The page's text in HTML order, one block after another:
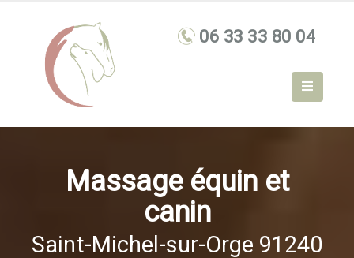
Massage équin et
canin
Saint-Michel-sur-Orge 91240